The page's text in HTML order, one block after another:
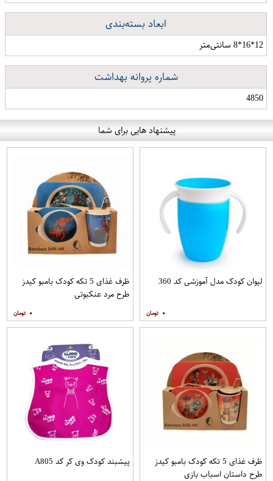
ابعاد بسته‌بندی
12*16*8 سانتی‌متر
شماره پروانه بهداشت
4850
پیشنهاد هایی برای شما
لیوان کودک مدل آموزشی کد 360
۰
ظرف غذای 5 تکه کودک بامبو کیدز
طرح مرد عنکبوتی
۰
ظرف غذای 5 تکه کودک بامبو کیدز
طرح داستان اسباب بازی
پیشبند کودک وی کر کد A805